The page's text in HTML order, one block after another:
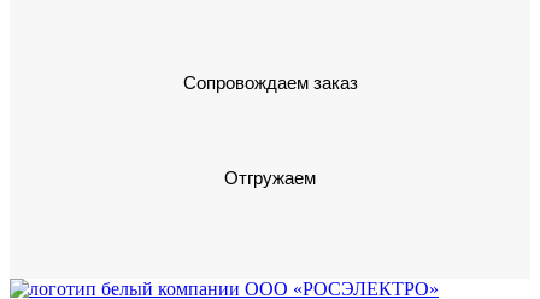
Сопровождаем заказ
Отгружаем